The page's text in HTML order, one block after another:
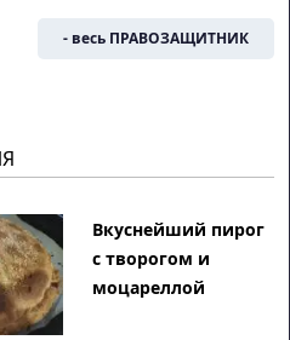
- весь ПРАВОЗАЩИТНИК
Вкуснейший пирог
с творогом и
моцареллой